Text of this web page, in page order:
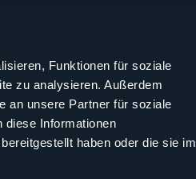
Funktionen für soziale
zu analysieren. Außerdem
an unsere Partner für soziale
diese Informationen
haben oder die sie im
Sie uns auf unseren sozialen